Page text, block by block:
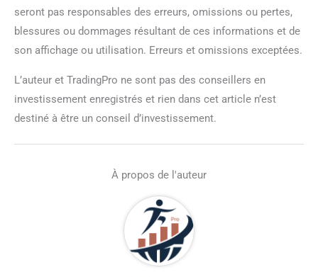
seront pas responsables des erreurs, omissions ou pertes,
blessures ou dommages résultant de ces informations et de
son affichage ou utilisation. Erreurs et omissions exceptées.
L’auteur et TradingPro ne sont pas des conseillers en
investissement enregistrés et rien dans cet article n’est
destiné à être un conseil d’investissement.
À propos de l'auteur